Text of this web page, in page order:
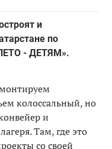
и
по
- ДЕТЯМ».
колоссальный, но
и
Там, где это
со своей